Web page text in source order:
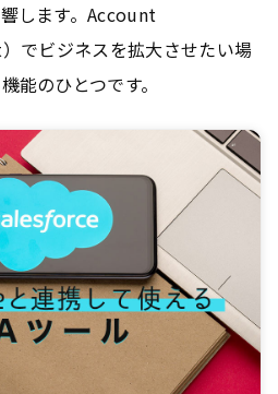
します。Account
でビジネスを拡大させたい場
能のひとつです。